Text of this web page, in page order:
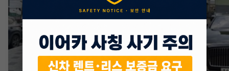
승계 매니저